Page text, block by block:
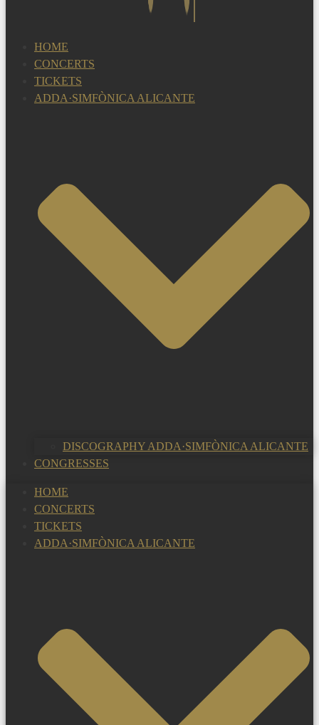
HOME
CONCERTS
TICKETS
ADDA·SIMFÒNICA ALICANTE
DISCOGRAPHY ADDA·SIMFÒNICA ALICANTE
CONGRESSES
HOME
CONCERTS
TICKETS
ADDA·SIMFÒNICA ALICANTE